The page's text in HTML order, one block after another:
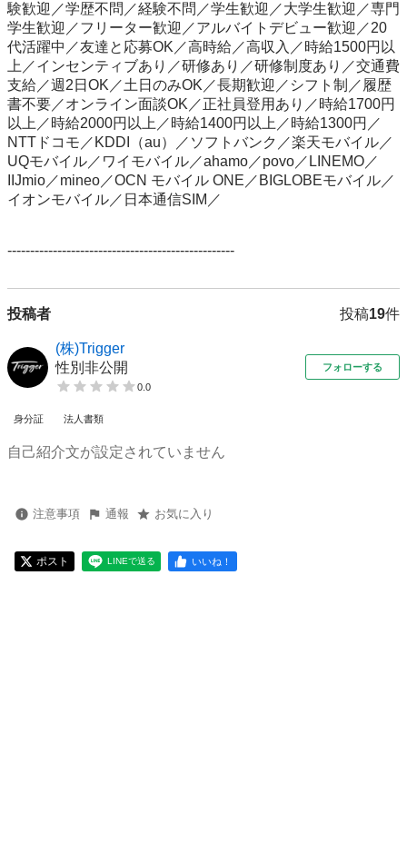
験歓迎／学歴不問／経験不問／学生歓迎／大学生歓迎／専門
学生歓迎／フリーター歓迎／アルバイトデビュー歓迎／20
代活躍中／友達と応募OK／高時給／高収入／時給1500円以
上／インセンティブあり／研修あり／研修制度あり／交通費
支給／週2日OK／土日のみOK／長期歓迎／シフト制／履歴
書不要／オンライン面談OK／正社員登用あり／時給1700円
以上／時給2000円以上／時給1400円以上／時給1300円／
NTTドコモ／KDDI（au）／ソフトバンク／楽天モバイル／
UQモバイル／ワイモバイル／ahamo／povo／LINEMO／
IIJmio／mineo／OCN モバイル ONE／BIGLOBEモバイル／
イオンモバイル／日本通信SIM／
--------------------------------------------------
投稿者 投稿19件
(株)Trigger
性別非公開
0.0
フォローする
身分証 法人書類
自己紹介文が設定されていません
注意事項 通報 お気に入り
ポスト LINEで送る いいね！